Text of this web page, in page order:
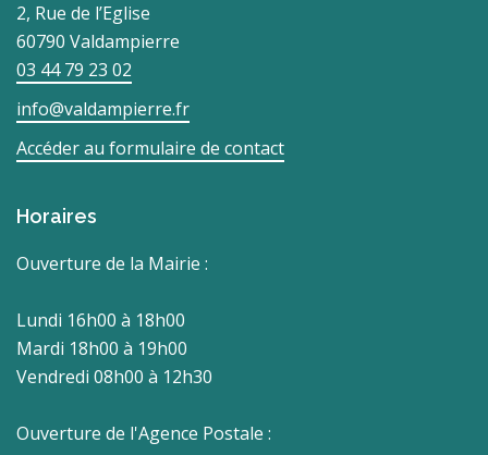
2, Rue de l’Eglise
60790 Valdampierre
03 44 79 23 02
info@valdampierre.fr
Accéder au formulaire de contact
Horaires
Ouverture de la Mairie :
Lundi 16h00 à 18h00
Mardi 18h00 à 19h00
Vendredi 08h00 à 12h30
Ouverture de l'Agence Postale :